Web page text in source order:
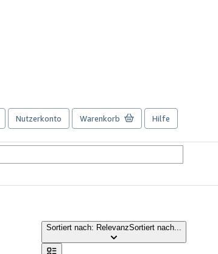
Nutzerkonto Warenkorb Hilfe
Sortiert nach: RelevanzSortiert nach...